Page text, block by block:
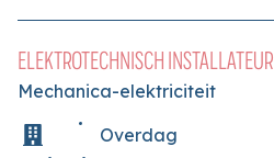
ELEKTROTECHNISCH INSTALLATEUR
Mechanica-elektriciteit
Overdag